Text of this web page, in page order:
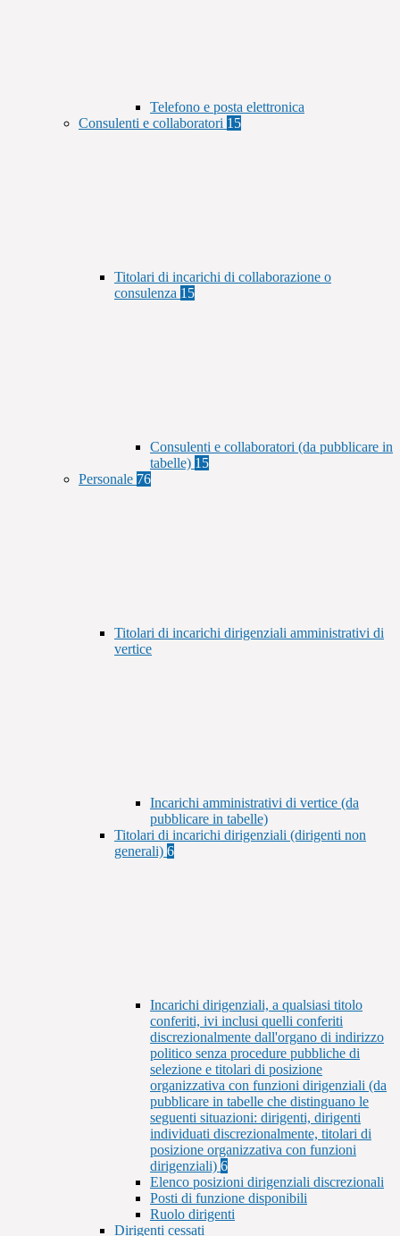
Telefono e posta elettronica
Consulenti e collaboratori 15
Titolari di incarichi di collaborazione o
consulenza 15
Consulenti e collaboratori (da pubblicare in
tabelle) 15
Personale 76
Titolari di incarichi dirigenziali amministrativi di
vertice
Incarichi amministrativi di vertice (da
pubblicare in tabelle)
Titolari di incarichi dirigenziali (dirigenti non
generali) 6
Incarichi dirigenziali, a qualsiasi titolo
conferiti, ivi inclusi quelli conferiti
discrezionalmente dall'organo di indirizzo
politico senza procedure pubbliche di
selezione e titolari di posizione
organizzativa con funzioni dirigenziali (da
pubblicare in tabelle che distinguano le
seguenti situazioni: dirigenti, dirigenti
individuati discrezionalmente, titolari di
posizione organizzativa con funzioni
dirigenziali) 6
Elenco posizioni dirigenziali discrezionali
Posti di funzione disponibili
Ruolo dirigenti
Dirigenti cessati